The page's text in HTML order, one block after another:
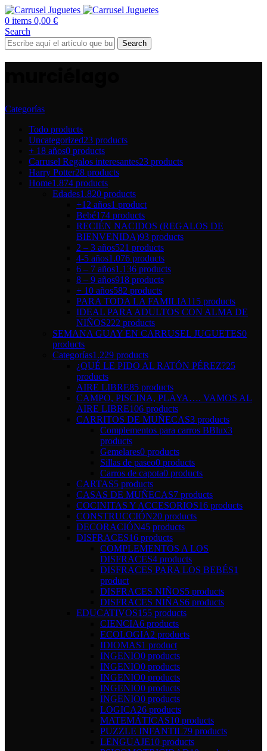
0 items 0,00 €
Search
Search
Categorías
Todo products
Uncategorized23 products
+ 18 años0 products
Carrusel Regalos interesantes23 products
Harry Potter28 products
Home1.874 products
Edades1.820 products
+12 años1 product
Bebé174 products
RECIÉN NACIDOS (REGALOS DE
BIENVENIDA)93 products
2 – 3 años521 products
4-5 años1.076 products
6 – 7 años1.136 products
8 – 9 años918 products
+ 10 años582 products
PARA TODA LA FAMILIA115 products
IDEAL PARA ADULTOS CON ALMA DE
NIÑOS222 products
SEMANA GUAY EN CARRUSEL JUGUETES0
products
Categorías1.229 products
¿QUÉ LE PIDO AL RATÓN PÉREZ?25
products
AIRE LIBRE85 products
CAMPO, PISCINA, PLAYA…. VAMOS AL
AIRE LIBRE106 products
CARRITOS DE MUÑECAS3 products
Complementos para carros BBlux3
products
Gemelares0 products
Sillas de paseo0 products
Carros de capota0 products
CARTAS5 products
CASAS DE MUÑECAS7 products
COCINITAS Y ACCESORIOS16 products
CONSTRUCCIÓN20 products
DECORACIÓN45 products
DISFRACES16 products
COMPLEMENTOS A LOS
DISFRACES4 products
DISFRACES PARA LOS BEBÉS1
product
DISFRACES NIÑOS5 products
DISFRACES NIÑAS6 products
EDUCATIVOS155 products
CIENCIA6 products
ECOLOGIA2 products
IDIOMAS1 product
INGENIO0 products
INGENIO0 products
INGENIO0 products
INGENIO0 products
INGENIO0 products
LOGICA26 products
MATEMÁTICAS10 products
PUZZLE INFANTIL79 products
LENGUAJE10 products